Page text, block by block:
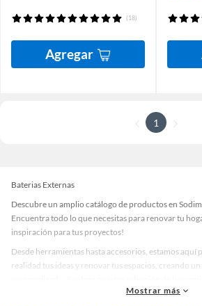
(18)
Agregar
1
Baterias Externas
Descubre un amplio catálogo de productos en
Encuentra todo lo que necesitas para renovar tu
inspiración para tus proyectos!
Desde herramientas hasta accesorios, estamos aquí
realidad tus ideas y renovar tus espacios, creando
accesorios de calidad que te ayudarán a crear un
Mostrar más